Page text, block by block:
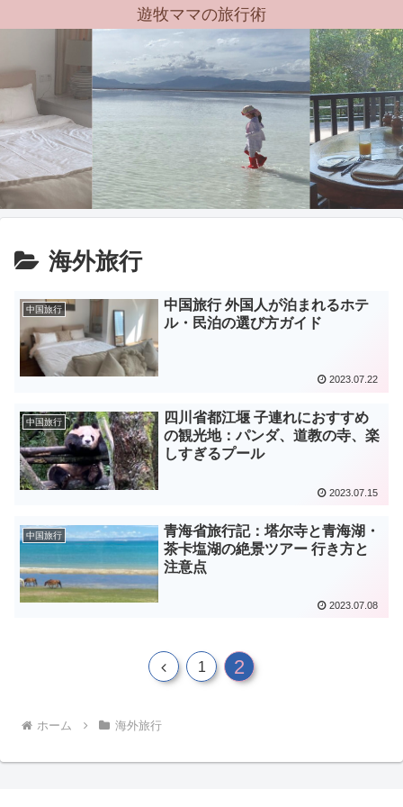
遊牧ママの旅行術
海外旅行
中国旅行
中国旅行 外国人が泊まれるホテ
ル・民泊の選び方ガイド
2023.07.22
中国旅行
四川省都江堰 子連れにおすすめ
の観光地：パンダ、道教の寺、楽
しすぎるプール
2023.07.15
中国旅行
青海省旅行記：塔尔寺と青海湖・
茶卡塩湖の絶景ツアー 行き方と
注意点
2023.07.08
前
1 2
ホーム 海外旅行